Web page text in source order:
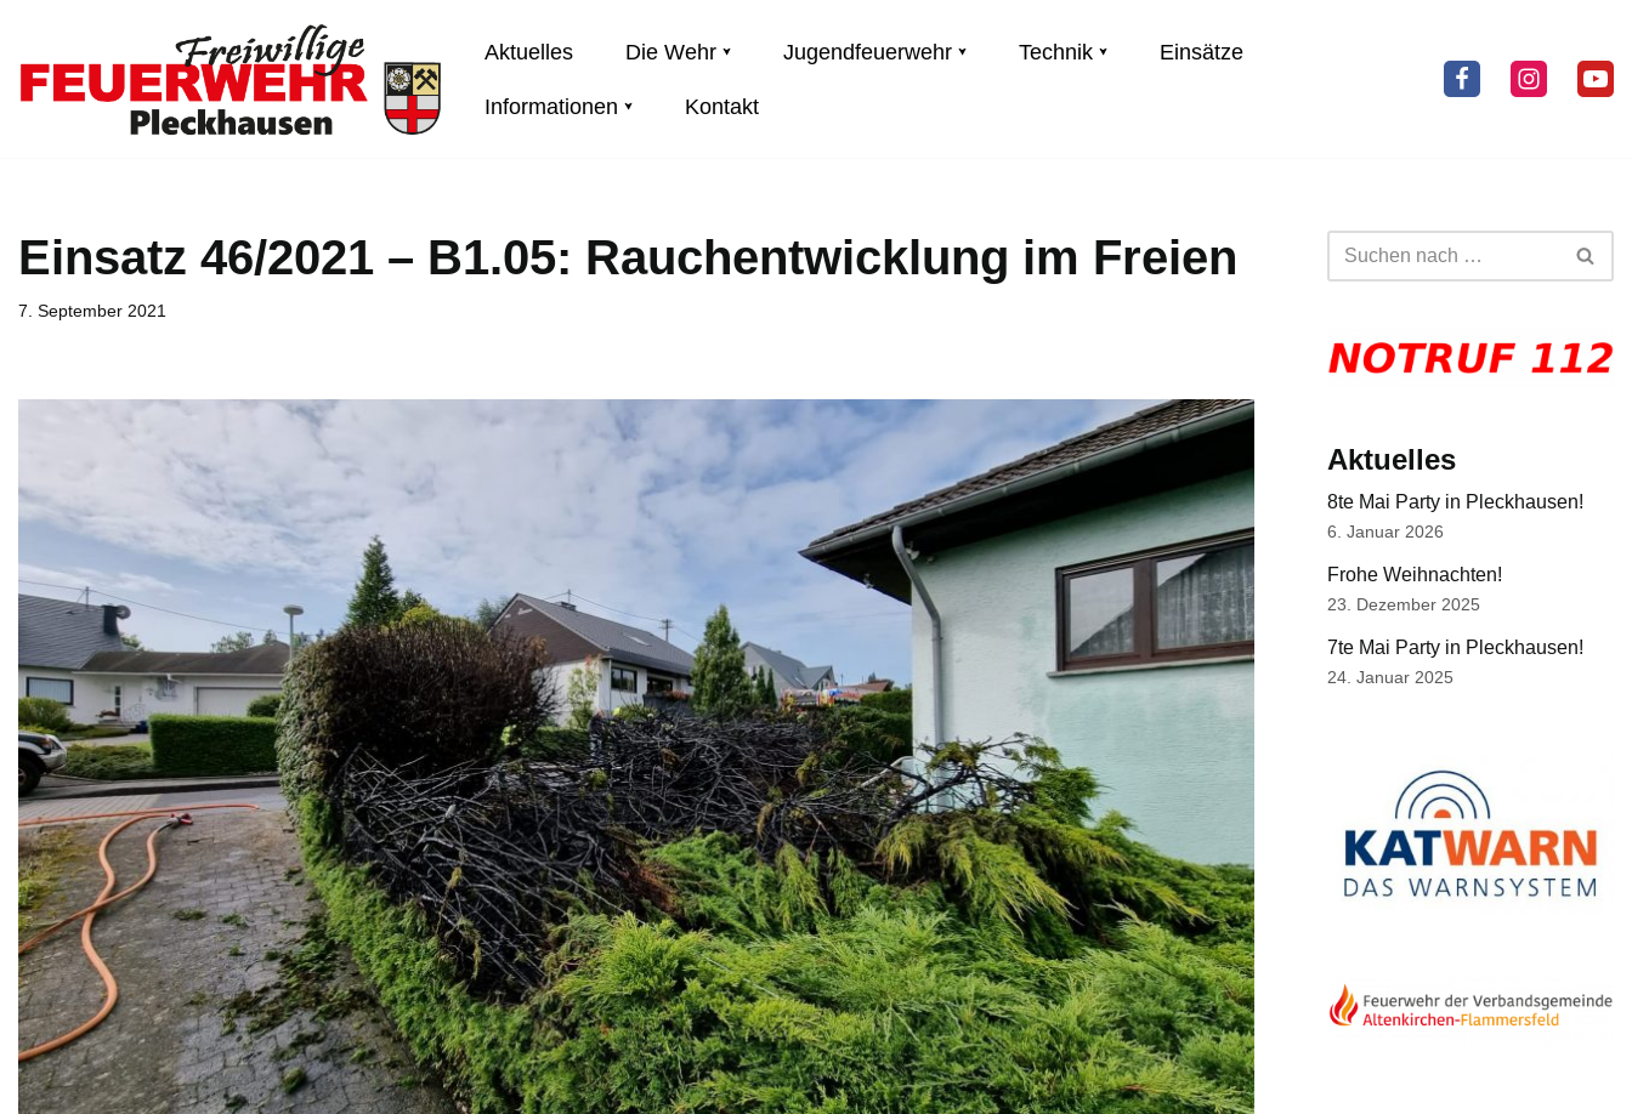
Zum
Inhalt
Aktuelles Die Wehr Jugendfeuerwehr Technik Einsätze
Informationen Kontakt
Einsatz 46/2021 – B1.05: Rauchentwicklung im Freien
7. September 2021
Aktuelles
8te Mai Party in Pleckhausen!
6. Januar 2026
Frohe Weihnachten!
23. Dezember 2025
7te Mai Party in Pleckhausen!
24. Januar 2025